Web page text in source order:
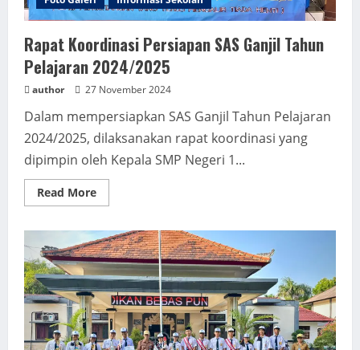
Rapat Koordinasi Persiapan SAS Ganjil Tahun
Pelajaran 2024/2025
author 27 November 2024
Dalam mempersiapkan SAS Ganjil Tahun Pelajaran
2024/2025, dilaksanakan rapat koordinasi yang
dipimpin oleh Kepala SMP Negeri 1...
Read MoreRead
more
Koordinasi
Persiapan
SAS
Ganjil
Tahun
Pelajaran
2024/2025